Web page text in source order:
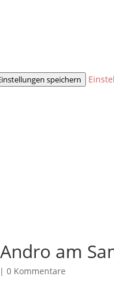
speichern
am
|0 Kommentare